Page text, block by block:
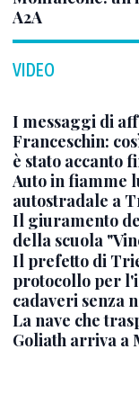
A2A
VIDEO
I messaggi di
Franceschin:
è stato accanto
Auto in fiamme
autostradale a
Il giuramento
della scuola
Il prefetto di
protocollo per
cadaveri senza
La nave che
Goliath arriva a